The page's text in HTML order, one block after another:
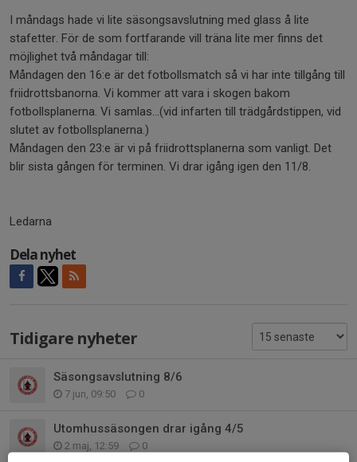
I måndags hade vi lite säsongsavslutning med glass å lite
stafetter. För de som fortfarande vill träna lite mer finns det
möjlighet två måndagar till:
Måndagen den 16:e är det fotbollsmatch så vi har inte tillgång till
friidrottsbanorna. Vi kommer att vara i skogen bakom
fotbollsplanerna. Vi samlas…(vid infarten till trädgårdstippen, vid
slutet av fotbollsplanerna.)
Måndagen den 23:e är vi på friidrottsplanerna som vanligt. Det
blir sista gången för terminen. Vi drar igång igen den 11/8.
Ledarna
Dela nyhet
Tidigare nyheter
Säsongsavslutning 8/6
7 jun, 09:50 0
Utomhussäsongen drar igång 4/5
2 maj, 12:59 0